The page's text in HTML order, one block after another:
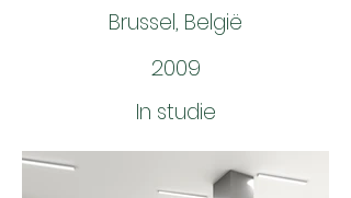
Brussel, België
2009
In studie